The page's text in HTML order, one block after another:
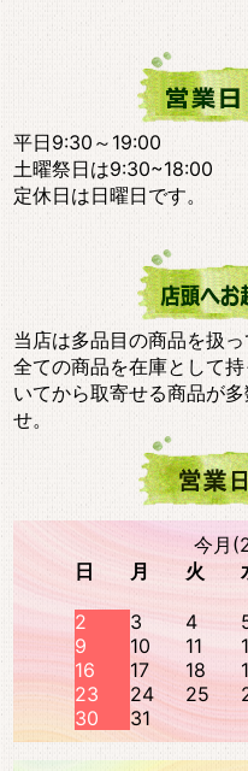
平日9:30～19:00
土曜祭日は9:30~18:00
定休日は日曜日です。
当店は多品目の商品を扱
全ての商品を在庫として
いてから取寄せる商品が
せ。
今月
日
月 火
2
3 4
9
10 11
16
17 18
23
24 25
30
31